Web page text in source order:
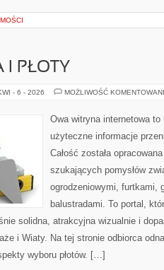
I PŁOTY
- 6 - 2026 MOŻLIWOŚĆ
Owa witryna internetowa
użyteczne informacje
Całość została
szukających pomysłów
ogrodzeniowymi, furtkami,
balustradami. To portal,
solidna, atrakcyjna wizualnie i
i Wiaty. Na tej stronie odbiorca
wyboru płotów. […]